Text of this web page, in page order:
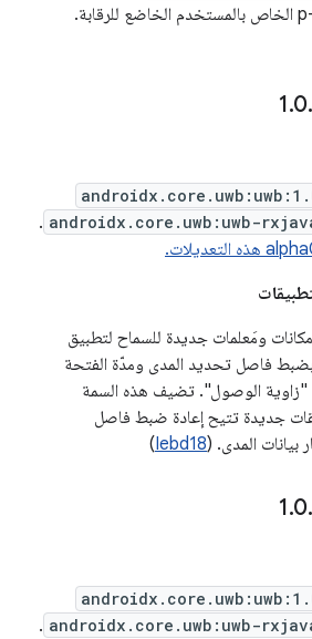
مفتاح فردي لـ p-sts الخاص بالمستخدم الخاضع للرقابة.
.0.
androidx.core.uwb:uwb-
.
ومَعلمات جديدة للسماح لتطبيق
فاصل تحديد المدى ومدّة الفتحة
"زاوية الوصول". تضيف هذه السمة
جديدة تتيح إعادة ضبط فاصل
بيانات المدى. (Iebd18
)
.0.
androidx.core.uwb:uwb-
.